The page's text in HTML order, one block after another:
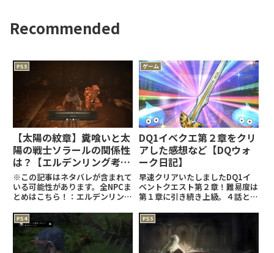
Recommended
PS5
【太陽の紋章】糞喰いと太
陽の戦士ソラールの関係性
は？【エルデンリング考
察】
※この記事はネタバレが含まれて
いる可能性があります。全NPCま
とめはこちら！：エルデンリング
(adsbygoogle =
window.adsbygoogle ||
[]).push({});糞喰いと太陽の戦士
ソラー
ゲーム
DQ1イベクエ第２章をクリ
アした感想など【DQウォ
ーク日記】
早速クリアいたしましたDQ1イ
ベントクエスト第２章！難易度は
第１章に引き続き上級。４話と５
クリアできるか心配でしたが、な
んとかゴーレムを撃破することが
できました。ゴーレムめちゃ強か
ったですね、、、(^-^;電車
PS4 PS5